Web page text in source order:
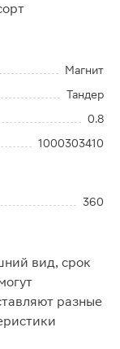
Магнит
Тандер
0.8
1000303410
360
вид, срок
разные